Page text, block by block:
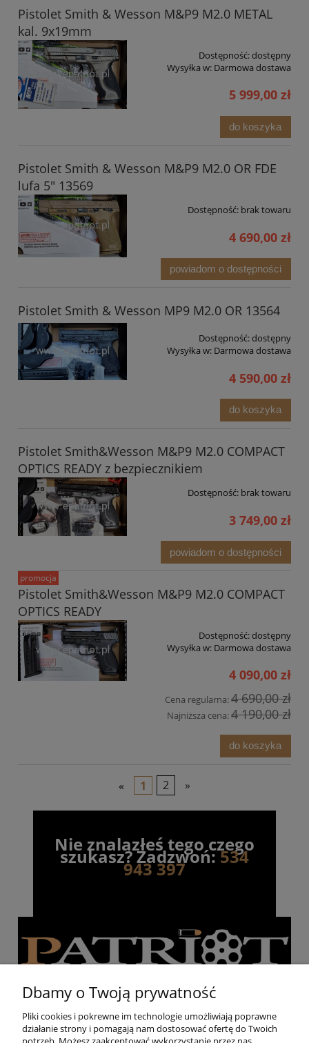
Pistolet Smith & Wesson M&P9 M2.0 METAL
kal. 9x19mm
Dostępność:dostępny
Wysyłka w: Darmowa dostawa
5 999,00 zł
do koszyka
Pistolet Smith & Wesson M&P9 M2.0 OR FDE
lufa 5" 13569
Dostępność: brak towaru
4 690,00 zł
powiadom o dostępności
Pistolet Smith & Wesson MP9 M2.0 OR 13564
Dostępność:dostępny
Wysyłka w: Darmowa dostawa
4 590,00 zł
do koszyka
Pistolet Smith&Wesson M&P9 M2.0 COMPACT
OPTICS READY z bezpiecznikiem
Dostępność: brak towaru
3 749,00 zł
powiadom o dostępności
Pistolet Smith&Wesson M&P9 M2.0 COMPACT
OPTICS READY
Dostępność:dostępny
Wysyłka w: Darmowa dostawa
4 090,00 zł
Cena regularna:4 690,00 zł
Najniższa cena:4 190,00 zł
do koszyka
promocja
« 1 2 »
Nie znalazłeś tego czego
szukasz? Zadzwoń:534
943 397
Pomoc
Dbamy o Twoją prywatność
Pliki cookies i pokrewne im technologie umożliwiają poprawne
działanie strony i pomagają nam dostosować ofertę do Twoich